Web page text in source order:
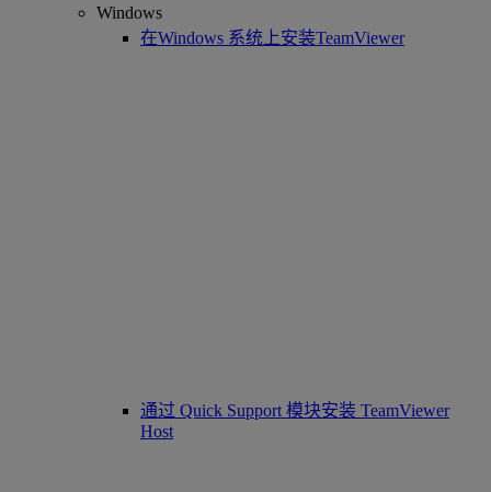
Windows
在Windows 系统上安装TeamViewer
通过 Quick Support 模块安装 TeamViewer
Host